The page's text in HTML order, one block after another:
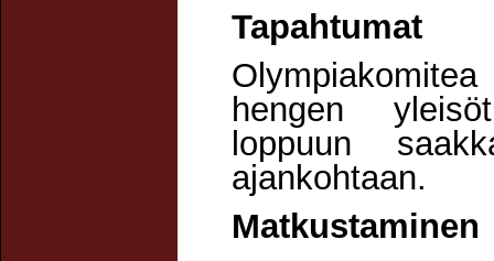
Tapahtumat
hengen
loppuun
ajankohtaan.
Matkustaminen